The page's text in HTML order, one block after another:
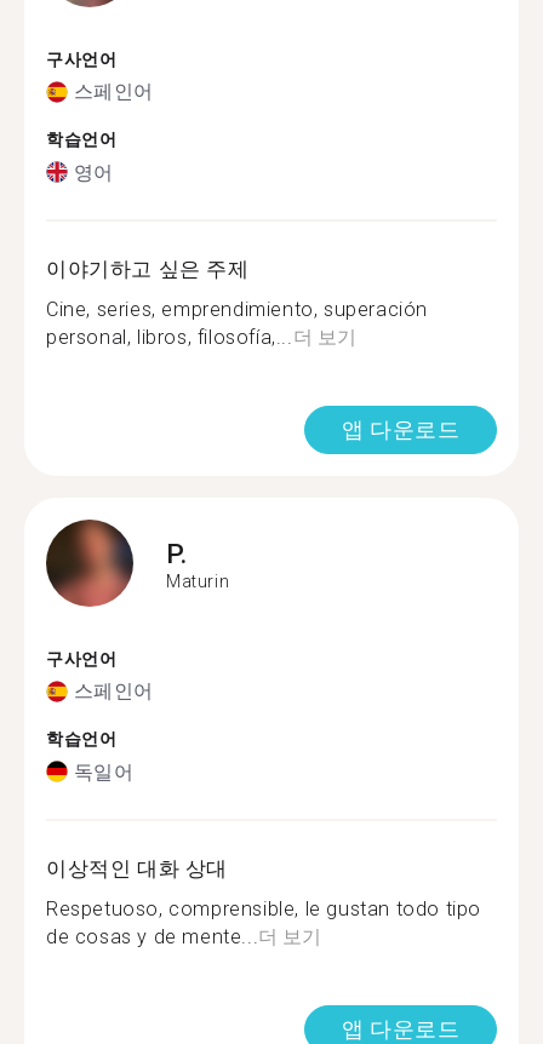
구사언어
스페인어
학습언어
영어
이야기하고 싶은 주제
Cine, series, emprendimiento, superación
personal, libros, filosofía,... 더 보기
앱 다운로드
P.
Maturin
구사언어
스페인어
학습언어
독일어
이상적인 대화 상대
Respetuoso, comprensible, le gustan todo tipo
de cosas y de mente... 더 보기
앱 다운로드